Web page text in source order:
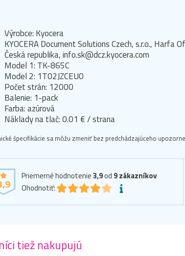
Výrobce: Kyocera
KYOCERA Document Solutions Czech, s.r.o.,
Česká republika, info.sk@dcz.kyocera.com
Model 1: TK-865C
Model 2: 1T02JZCEU0
Počet strán: 12000
Balenie: 1-pack
Farba: azúrová
Náklady na tlač: 0.01 € / strana
špecifikácie sa môžu zmeniť bez predchádzajúceho
Priemerné hodnotenie3,9od 9zákazníkov
Ohodnotiť:
tiež nakupujú